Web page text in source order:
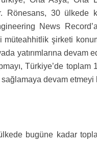
Rönesans, 30 ülkede
News
müteahhitlik şirketi
yatırımlarına
Türkiye’de
devam etmeyi
bugüne kadar